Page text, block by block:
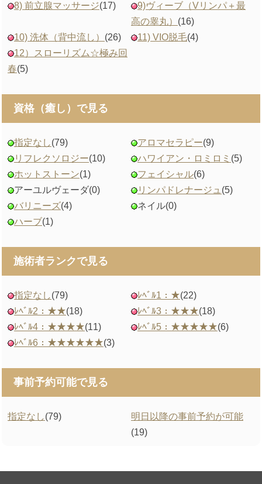
8) 前立腺マッサージ(17)
9)ヴィーブ（Vリンパ＋最
高の睾丸） (16)
10) 洗体（背中流し） (26) 11) VIO脱毛(4)
12）スローリズム☆極み回
春(5)
資格（癒し）で見る
指定なし(79) アロマセラピー(9)
リフレクソロジー(10) ハワイアン・ロミロミ (5)
ホットストーン(1) フェイシャル(6)
アーユルヴェーダ(0) リンパドレナージュ (5)
バリニーズ(4) ネイル(0)
ハーブ(1)
施術者ランクで見る
指定なし(79) ﾚﾍﾞﾙ1：★(22)
ﾚﾍﾞﾙ2：★★(18) ﾚﾍﾞﾙ3：★★★(18)
ﾚﾍﾞﾙ4：★★★★(11) ﾚﾍﾞﾙ5：★★★★★(6)
ﾚﾍﾞﾙ6：★★★★★★(3)
事前予約可能で見る
指定なし(79)
明日以降の事前予約が可能
(19)